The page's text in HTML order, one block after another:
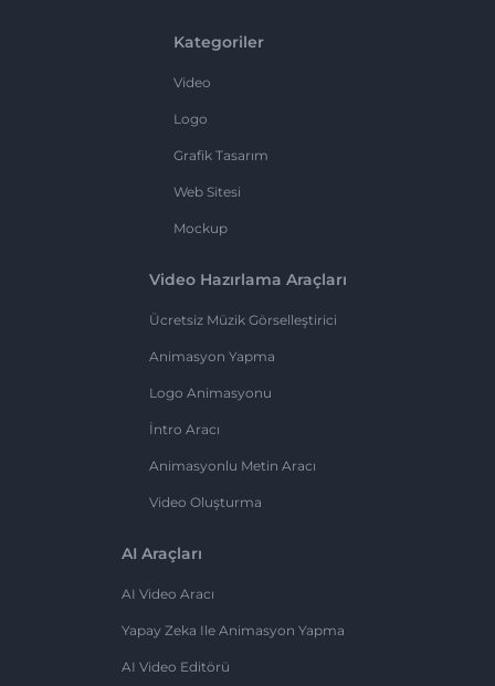
Kategoriler
Video
Logo
Grafik Tasarım
Web Sitesi
Mockup
Video Hazırlama Araçları
Ücretsiz Müzik Görselleştirici
Animasyon Yapma
Logo Animasyonu
İntro Aracı
Animasyonlu Metin Aracı
Video Oluşturma
AI Araçları
AI Video Aracı
Yapay Zeka Ile Animasyon Yapma
AI Video Editörü